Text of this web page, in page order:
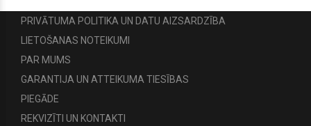
PRIVĀTUMA POLITIKA UN DATU AIZSARDZĪBA
LIETOŠANAS NOTEIKUMI
PAR MUMS
GARANTIJA UN ATTEIKUMA TIESĪBAS
PIEGĀDE
REKVIZĪTI UN KONTAKTI